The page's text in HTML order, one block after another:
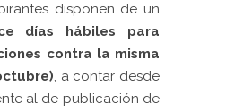
disponen de un
días hábiles para
contra la misma
, a contar desde
al de publicación de